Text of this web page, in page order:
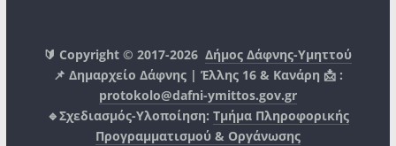
🔰 Copyright © 2017-2026Δήμος Δάφνης-Υμηττού
📌 Δημαρχείο Δάφνης | Έλλης 16 & Κανάρη 📩 :
protokolo@dafni-ymittos.gov.gr
🔹Σχεδιασμός-Υλοποίηση: Τμήμα Πληροφορικής
Προγραμματισμού & Οργάνωσης